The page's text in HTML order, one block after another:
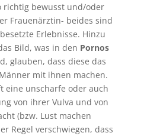
richtig bewusst und/oder
Frauenärztin- beides sind
Erlebnisse. Hinzu
Bild, was in den Pornos
glauben, dass diese das
mit ihnen machen.
eine unscharfe oder auch
von ihrer Vulva und von
(bzw. Lust machen
Regel verschwiegen, dass